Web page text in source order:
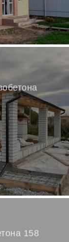
158